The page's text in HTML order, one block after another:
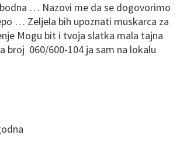
… Nazovi me da se dogovorimo
… Zeljela bih upoznati muskarca za
Mogu bit i tvoja slatka mala tajna
broj 060/600-104 ja sam na lokalu